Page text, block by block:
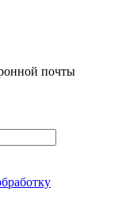
почты